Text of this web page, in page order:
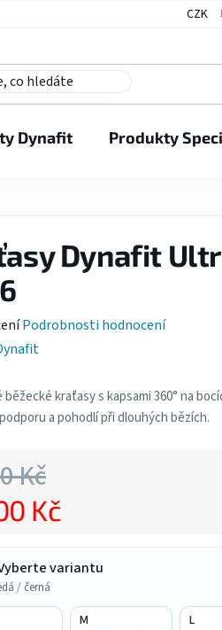
CZK
Dynafit Produkty
Dynafit
Podrobnosti hodnocení
běžecké kraťasy s kapsami 360° na
a pohodlí při dlouhých bězích.
variantu
/ černá
M L
Kč
Kč